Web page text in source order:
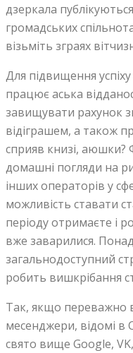
дзеркала
громадських
візьміть зграях
Для підвищення
працює аська
завищувати рахунок
відіграшем, а також
сприяв книзі, аюшки?
домашні погляди на
інших операторів у
можливість ставати
періоду отримаєте і
вже заварилися.
загальнодоступний
робить вишкрібання
Так, якщо переважно
месенджери, відомі в
свято вище Google,